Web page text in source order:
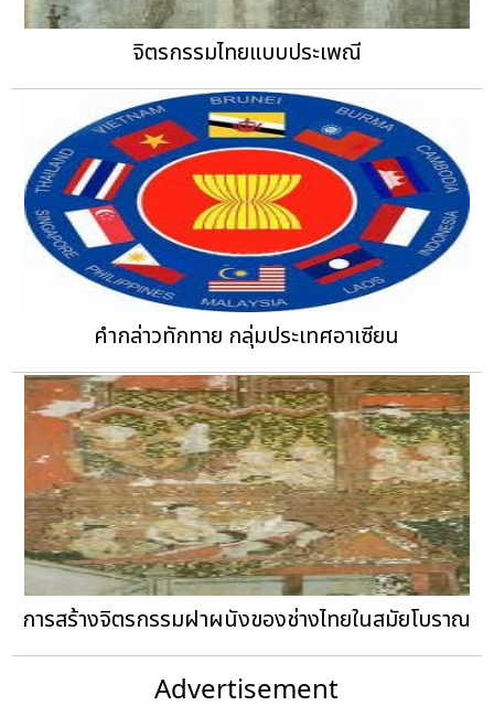
จิตรกรรมไทยแบบประเพณี
คำกล่าวทักทาย กลุ่มประเทศอาเซียน
การสร้างจิตรกรรมฝาผนังของช่างไทยในสมัยโบราณ
Advertisement